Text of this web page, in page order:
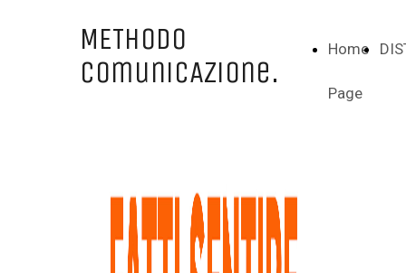
Home
Page
METHODO
ComunicAzione.